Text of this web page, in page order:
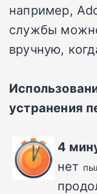
например,
службы
вручную,
устранения
4
нет